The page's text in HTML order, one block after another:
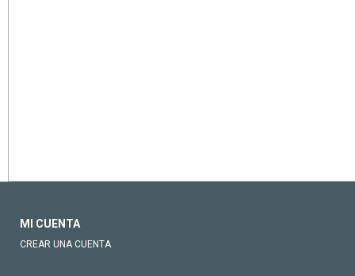
MI CUENTA
CREAR UNA CUENTA